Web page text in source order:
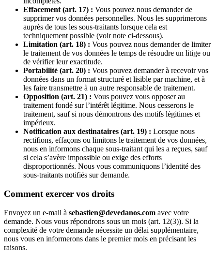
Effacement (art. 17) : Vous pouvez nous demander de
supprimer vos données personnelles. Nous les supprimerons
auprès de tous les sous-traitants lorsque cela est
techniquement possible (voir note ci-dessous).
Limitation (art. 18) : Vous pouvez nous demander de limiter
le traitement de vos données le temps de résoudre un litige ou
de vérifier leur exactitude.
Portabilité (art. 20) : Vous pouvez demander à recevoir vos
données dans un format structuré et lisible par machine, et à
les faire transmettre à un autre responsable de traitement.
Opposition (art. 21) : Vous pouvez vous opposer au
traitement fondé sur l’intérêt légitime. Nous cesserons le
traitement, sauf si nous démontrons des motifs légitimes et
impérieux.
Notification aux destinataires (art. 19) : Lorsque nous
rectifions, effaçons ou limitons le traitement de vos données,
nous en informons chaque sous-traitant qui les a reçues, sauf
si cela s’avère impossible ou exige des efforts
disproportionnés. Nous vous communiquons l’identité des
sous-traitants notifiés sur demande.
Comment exercer vos droits
Envoyez un e-mail à sebastien@devedanos.com avec votre
demande. Nous vous répondrons sous un mois (art. 12(3)). Si la
complexité de votre demande nécessite un délai supplémentaire,
nous vous en informerons dans le premier mois en précisant les
raisons.